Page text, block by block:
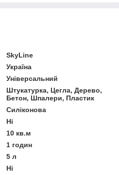
SkyLine
Україна
Універсальний
Штукатурка, Цегла, Дерево,
Бетон, Шпалери, Пластик
Силіконова
Ні
10 кв.м
1 годин
5 л
Ні